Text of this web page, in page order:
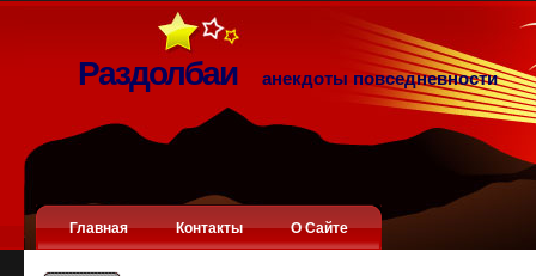
Раздолбаи анекдоты повседневности
Главная Контакты О Сайте